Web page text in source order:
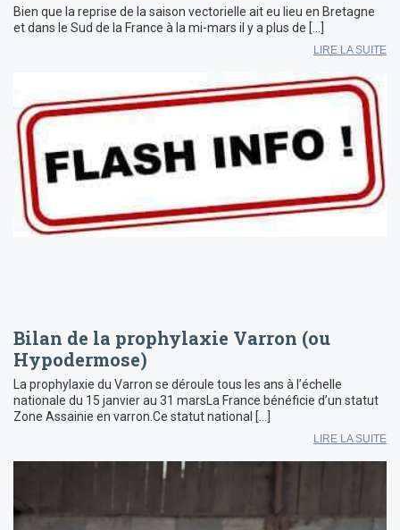
Bien que la reprise de la saison vectorielle ait eu lieu en Bretagne
et dans le Sud de la France à la mi-mars il y a plus de […]
LIRE LA SUITE
Bilan de la prophylaxie Varron (ou
Hypodermose)
La prophylaxie du Varron se déroule tous les ans à l’échelle
nationale du 15 janvier au 31 marsLa France bénéficie d’un statut
Zone Assainie en varron.Ce statut national […]
LIRE LA SUITE